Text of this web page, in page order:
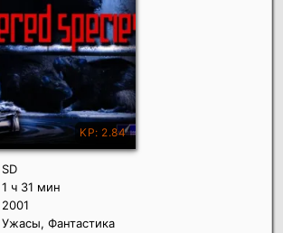
SD
1 ч 31 мин
2001
Ужасы, Фантастика